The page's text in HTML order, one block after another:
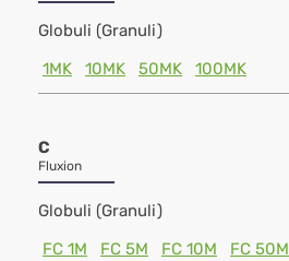
Globuli (Granuli)
1MK
10MK 50MK 100MK
C
Fluxion
Globuli (Granuli)
FC 1M
FC 5M FC 10M FC 50M